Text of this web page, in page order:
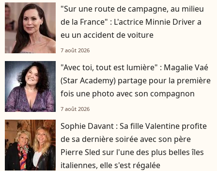
"Sur une route de campagne, au milieu
de la France" : L'actrice Minnie Driver a
eu un accident de voiture
7 août 2026
"Avec toi, tout est lumière" : Magalie Vaé
(Star Academy) partage pour la première
fois une photo avec son compagnon
7 août 2026
Sophie Davant : Sa fille Valentine profite
de sa dernière soirée avec son père
Pierre Sled sur l'une des plus belles îles
italiennes, elle s'est régalée